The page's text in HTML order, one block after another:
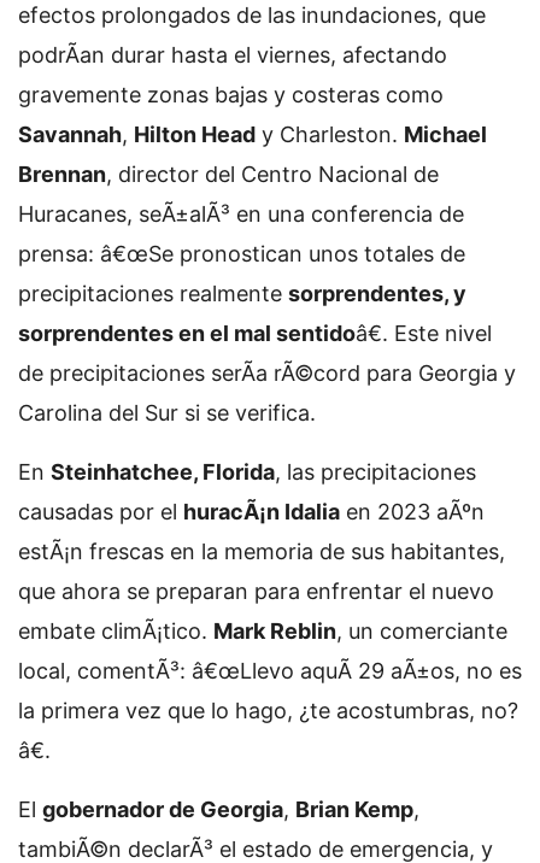
efectos prolongados de las inundaciones, que
podrÃ­an durar hasta el viernes, afectando
gravemente zonas bajas y costeras como
Savannah, Hilton Head y Charleston. Michael
Brennan, director del Centro Nacional de
Huracanes, seÃ±alÃ³ en una conferencia de
prensa: â€œSe pronostican unos totales de
precipitaciones realmente sorprendentes, y
sorprendentes en el mal sentidoâ€. Este nivel
de precipitaciones serÃ­a rÃ©cord para Georgia y
Carolina del Sur si se verifica.
En Steinhatchee, Florida, las precipitaciones
causadas por el huracÃ¡n Idalia en 2023 aÃºn
estÃ¡n frescas en la memoria de sus habitantes,
que ahora se preparan para enfrentar el nuevo
embate climÃ¡tico. Mark Reblin, un comerciante
local, comentÃ³: â€œLlevo aquÃ­ 29 aÃ±os, no es
la primera vez que lo hago, ¿te acostumbras, no?
â€.
El gobernador de Georgia, Brian Kemp,
tambiÃ©n declarÃ³ el estado de emergencia, y